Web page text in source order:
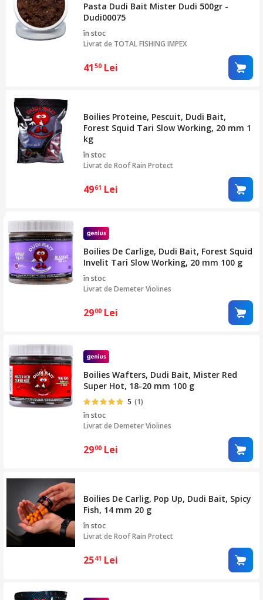
Pasta Dudi Bait Mister Dudi 500gr -
Dudi00075
în stoc
Livrat de TOTAL FISHING IMPEX
41 50 Lei
Boilies Proteine, Pescuit, Dudi Bait,
Forest Squid Tari Slow Working, 20 mm 1
kg
în stoc
Livrat deRoof Rain Protect
4961 Lei
Boilies De Carlige, Dudi Bait, Forest Squid
Invelit Tari Slow Working, 20 mm 100 g
în stoc
Livrat deDemeter Violines
2900 Lei
Boilies Wafters, Dudi Bait, Mister Red
Super Hot, 18-20 mm 100 g
5 (1)
în stoc
Livrat deDemeter Violines
2900 Lei
Boilies De Carlig, Pop Up, Dudi Bait, Spicy
Fish, 14 mm 20 g
în stoc
Livrat deRoof Rain Protect
2541 Lei